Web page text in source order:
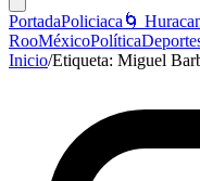
PortadaPoliciaca 🌀
RooMéxicoPolítica
Inicio/Etiqueta: Miguel